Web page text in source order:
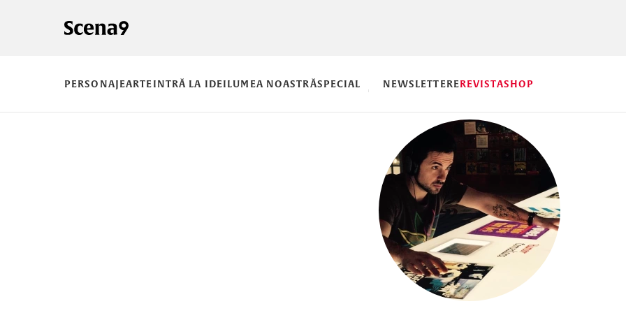
PERSONAJEARTEINTRĂ LA IDEILUMEA NOASTRĂSPECIAL NEWSLETTEREREVISTASHOP